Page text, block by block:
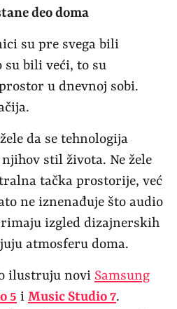
deo doma
su pre svega bili
su bili veći, to su
u dnevnoj sobi.
da se tehnologija
stil života. Ne žele
tačka prostorije, već
ne iznenađuje što audio
izgled dizajnerskih
atmosferu doma.
ilustruju novi Samsung
5 i Music Studio 7.